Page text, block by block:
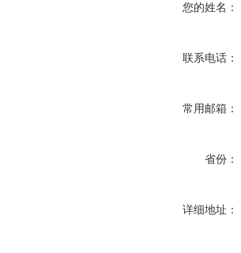
您的姓名：
联系电话：
常用邮箱：
省份：
详细地址：